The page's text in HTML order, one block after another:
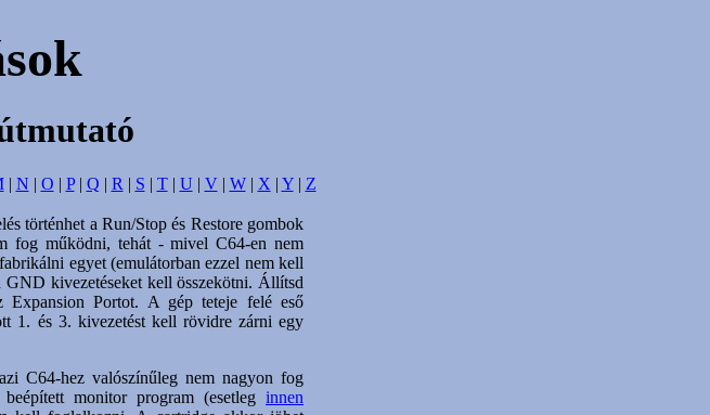
| N | O | P| Q | R | S | T| U | V| W| X | Y| Z
történhet a Run/Stop és Restore gombok
fog működni, tehát - mivel C64-en nem
egyet (emulátorban ezzel nem kell
GND kivezetéseket kell összekötni. Állítsd
Portot. A gép teteje felé eső
1. és 3. kivezetést kell rövidre zárni egy
C64-hez valószínűleg nem nagyon fog
monitor program (esetleg innen